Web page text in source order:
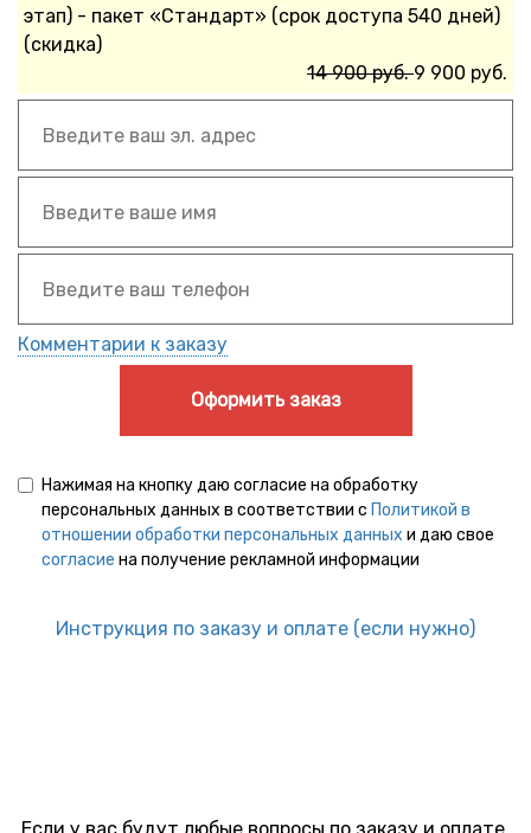
этап) - пакет «Стандарт» (срок доступа 540 дней)
(скидка)
14 900 руб.9 900 руб.
Комментарии к заказу
Оформить заказ
Нажимая на кнопку даю согласие на обработку
персональных данных в соответствии с Политикой в
отношении обработки персональных данных и даю свое
согласие на получение рекламной информации
Инструкция по заказу и оплате (если нужно)